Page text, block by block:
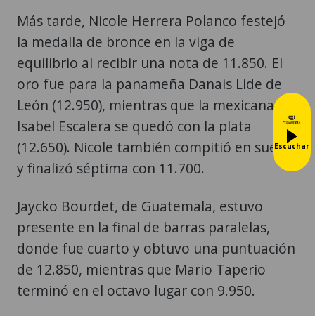
Más tarde, Nicole Herrera Polanco festejó
la medalla de bronce en la viga de
equilibrio al recibir una nota de 11.850. El
oro fue para la panameña Danais Lide de
León (12.950), mientras que la mexicana
Isabel Escalera se quedó con la plata
(12.650). Nicole también compitió en suelo
y finalizó séptima con 11.700.
Jaycko Bourdet, de Guatemala, estuvo
presente en la final de barras paralelas,
donde fue cuarto y obtuvo una puntuación
de 12.850, mientras que Mario Taperio
terminó en el octavo lugar con 9.950.
Escuchar